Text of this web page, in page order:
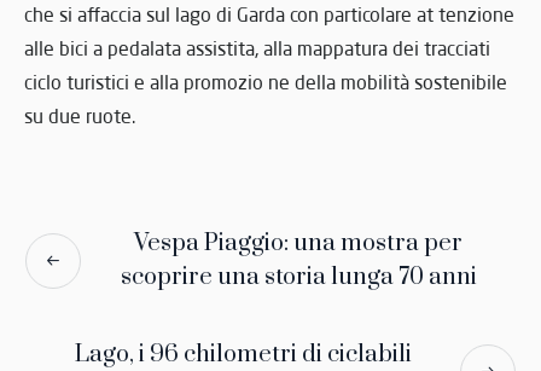
che si affaccia sul lago di Garda con particolare at tenzione
alle bici a pedalata assistita, alla mappatura dei tracciati
ciclo turistici e alla promozio ne della mobilità sostenibile
su due ruote.
Vespa Piaggio: una mostra per
scoprire una storia lunga 70 anni
Lago, i 96 chilometri di ciclabili